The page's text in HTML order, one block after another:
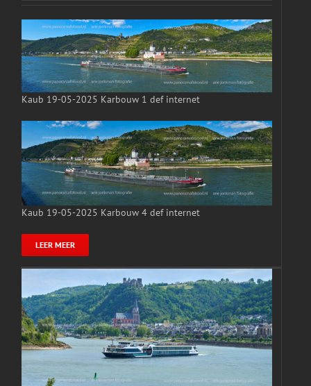
Kaub 19-05-2025 Karbouw 1 def internet
Kaub 19-05-2025 Karbouw 4 def internet
LEER MEER